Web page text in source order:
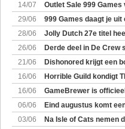
14/07
Outlet Sale 999
29/06
999 Games daagt je
28/06
Jolly Dutch 27e titel
26/06
Derde deel in De Crew
21/06
Dishonored krijgt een
16/06
Horrible Guild kondigt
16/06
GameBrewer is
06/06
Eind augustus komt
03/06
Na Isle of Cats nemen